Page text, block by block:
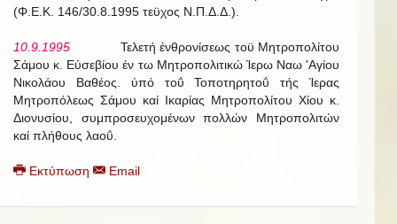
(Φ.Ε.Κ. 146/30.8.1995 τεϋχος Ν.Π.Δ.Δ.).
10.9.1995 Τελετή ένθρονίσεως τοϋ Μητροπολίτου
Σάμου κ. Εύσεβίου έν τω Μητροπολιτικώ Ίερω Ναω 'Αγίου
Νικολάου Βαθέος. ύπό τοΰ Τοποτηρητοΰ τής Ίερας
Μητροπόλεως Σάμου καί Ικαρίας Μητροπολίτου Χίου κ.
Διονυσίου, συμπροσευχομένων πολλών Μητροπολιτών
καί πλήθους λαοΰ.
Εκτύπωση Email